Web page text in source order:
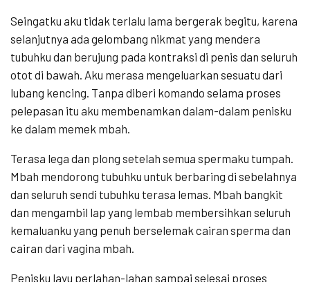
Seingatku aku tidak terlalu lama bergerak begitu, karena
selanjutnya ada gelombang nikmat yang mendera
tubuhku dan berujung pada kontraksi di penis dan seluruh
otot di bawah. Aku merasa mengeluarkan sesuatu dari
lubang kencing. Tanpa diberi komando selama proses
pelepasan itu aku membenamkan dalam-dalam penisku
ke dalam memek mbah.
Terasa lega dan plong setelah semua spermaku tumpah.
Mbah mendorong tubuhku untuk berbaring di sebelahnya
dan seluruh sendi tubuhku terasa lemas. Mbah bangkit
dan mengambil lap yang lembab membersihkan seluruh
kemaluanku yang penuh berselemak cairan sperma dan
cairan dari vagina mbah.
Penisku layu perlahan-lahan sampai selesai proses